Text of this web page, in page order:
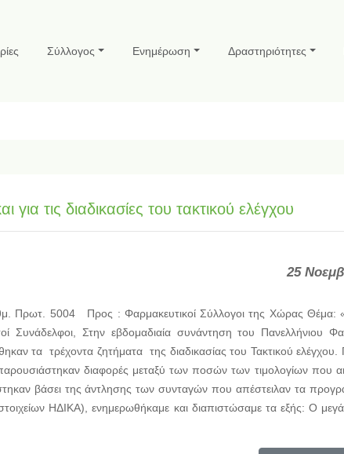
Σύλλογος Ενημέρωση Δραστηριότητες
τις διαδικασίες του τακτικού ελέγχου
25
Πρωτ. 5004 Προς : Φαρμακευτικοί Σύλλογοι της Χώρας Θέμα:
Συνάδελφοι, Στην εβδομαδιαία συνάντηση του Πανελλήνιου
τα τρέχοντα ζητήματα της διαδικασίας του Τακτικού ελέγχου.
διαφορές μεταξύ των ποσών των τιμολογίων που
βάσει της άντλησης των συνταγών που απέστειλαν τα
ΗΔΙΚΑ), ενημερωθήκαμε και διαπιστώσαμε τα εξής: Ο